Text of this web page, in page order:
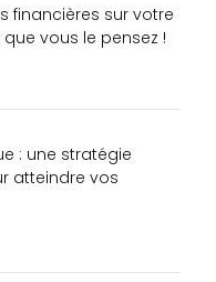
financières sur votre
vous le pensez !
: une stratégie
atteindre vos